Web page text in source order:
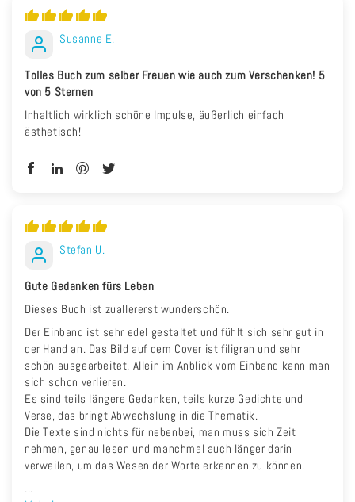
Susanne E.
Tolles Buch zum selber Freuen wie auch zum Verschenken! 5
von 5 Sternen
Inhaltlich wirklich schöne Impulse, äußerlich einfach
ästhetisch!
Stefan U.
Gute Gedanken fürs Leben
Dieses Buch ist zuallererst wunderschön.
Der Einband ist sehr edel gestaltet und fühlt sich sehr gut in
der Hand an. Das Bild auf dem Cover ist filigran und sehr
schön ausgearbeitet. Allein im Anblick vom Einband kann man
sich schon verlieren.
Es sind teils längere Gedanken, teils kurze Gedichte und
Verse, das bringt Abwechslung in die Thematik.
Die Texte sind nichts für nebenbei, man muss sich Zeit
nehmen, genau lesen und manchmal auch länger darin
verweilen, um das Wesen der Worte erkennen zu können.
...